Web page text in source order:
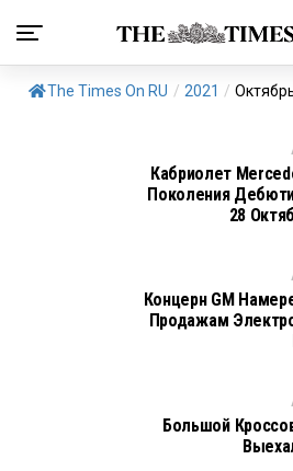
The Times On RU / 2021 /
Кабриолет
Поколения
28
Концерн GM
Продажам
Большой